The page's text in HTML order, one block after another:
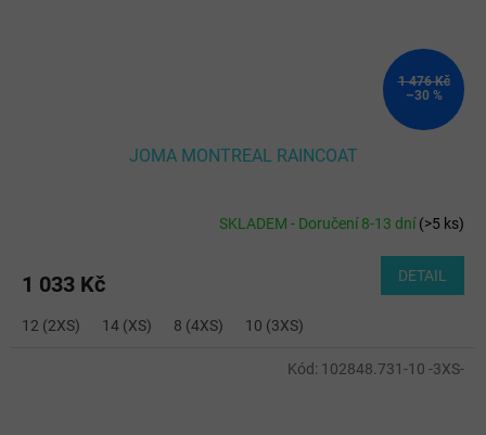
1 476 Kč
–30 %
JOMA MONTREAL RAINCOAT
SKLADEM - Doručení 8-13 dní(>5 ks)
1 033 Kč DETAIL
12 (2XS) 14 (XS) 8 (4XS) 10 (3XS)
Kód: 102848.731-10 -3XS-